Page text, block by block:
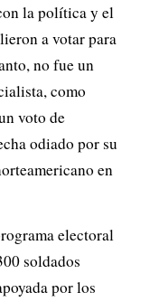
la política y el
a votar para
no fue un
como
voto de
odiado por su
en
electoral
soldados
por los